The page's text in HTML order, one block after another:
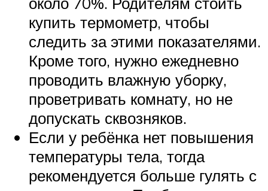
купить термометр, чтобы
следить за этими показателями.
Кроме того, нужно ежедневно
проводить влажную уборку,
проветривать комнату, но не
допускать сквозняков.
Если у ребёнка нет повышения
температуры тела, тогда
рекомендуется больше гулять с